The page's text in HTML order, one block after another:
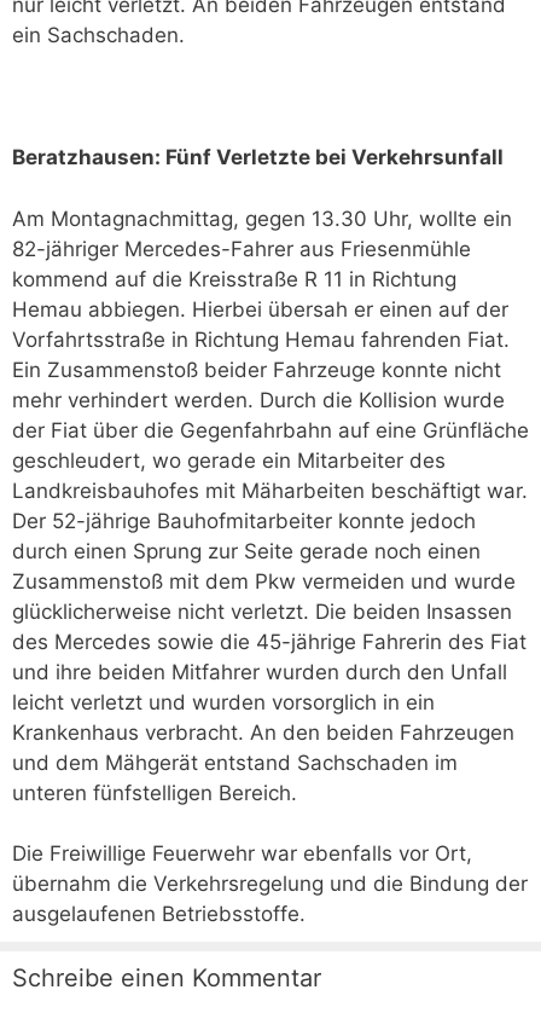
nur leicht verletzt. An beiden Fahrzeugen entstand
ein Sachschaden.
Beratzhausen: Fünf Verletzte bei Verkehrsunfall
Am Montagnachmittag, gegen 13.30 Uhr, wollte ein
82-jähriger Mercedes-Fahrer aus Friesenmühle
kommend auf die Kreisstraße R 11 in Richtung
Hemau abbiegen. Hierbei übersah er einen auf der
Vorfahrtsstraße in Richtung Hemau fahrenden Fiat.
Ein Zusammenstoß beider Fahrzeuge konnte nicht
mehr verhindert werden. Durch die Kollision wurde
der Fiat über die Gegenfahrbahn auf eine Grünfläche
geschleudert, wo gerade ein Mitarbeiter des
Landkreisbauhofes mit Mäharbeiten beschäftigt war.
Der 52-jährige Bauhofmitarbeiter konnte jedoch
durch einen Sprung zur Seite gerade noch einen
Zusammenstoß mit dem Pkw vermeiden und wurde
glücklicherweise nicht verletzt. Die beiden Insassen
des Mercedes sowie die 45-jährige Fahrerin des Fiat
und ihre beiden Mitfahrer wurden durch den Unfall
leicht verletzt und wurden vorsorglich in ein
Krankenhaus verbracht. An den beiden Fahrzeugen
und dem Mähgerät entstand Sachschaden im
unteren fünfstelligen Bereich.
Die Freiwillige Feuerwehr war ebenfalls vor Ort,
übernahm die Verkehrsregelung und die Bindung der
ausgelaufenen Betriebsstoffe.
Schreibe einen Kommentar